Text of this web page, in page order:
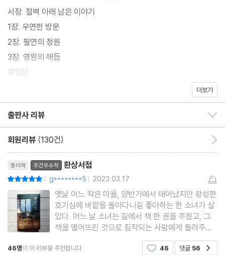
던 기묘한 이야기에서 세계관을 넓고 깊게 확장시켜, 서점주인과 손
님 사이에서 피어나는 감정들을 촘촘하게 엮어 독자에게 새로운 경
험을 선사한다. 작가의 데뷔작이라고는 믿기지 않을 만큼 수려한 문
장으로 읽는 이로 하여금 때론 꿈처럼, 때론 할머니에게 오래된 이야
기를 듣고 있는 것처럼 빠져들게 한다. 동양풍의 고아한 판타지와 봄
꽃처럼 피어나는 로맨스 사이에서 ‘환상서점’이라는 공간에 사로잡
서장. 절벽 아래 남은 이야기
1장. 우연한 방문
2장. 필연의 정원
3장. 영원의 매듭
후일담
더보기
출판사 리뷰
회원리뷰 (130건)
종이책 주간우수작 환상서점
| g********5 | 2023.03.17
옛날 어느 작은 마을, 양반가에서 태어났지만 왕성한
호기심에 바깥을 돌아다니길 좋아하는 한 소녀가 살
았다. 어느 날 소녀는 길에서 책 한 권을 주웠고, 그
책을 떨어뜨린 것으로 짐작되는 사람에게 돌려주고
자 옥빛 도포를 입은 사내를 뒤쫓아가다 숲에서 길을
잃고 만다. 소녀는 무서워서 울음을 터뜨리고 말았
46명이 이 리뷰를 추천합니다. 46 댓글 56